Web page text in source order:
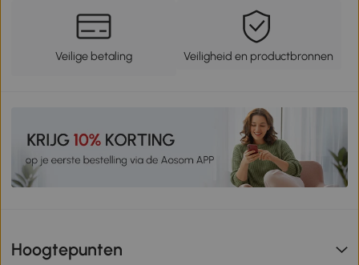
Veilige betaling Veiligheid en productbronnen
Hoogtepunten